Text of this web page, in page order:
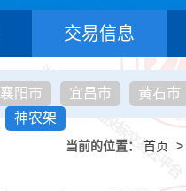
交易信息
襄阳市 宜昌市
黄石市
神农架
当前的位置： 首页 >